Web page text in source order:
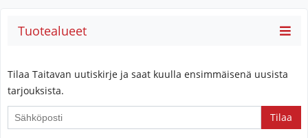
Tuotealueet
Tilaa Taitavan uutiskirje ja saat kuulla ensimmäisenä uusista
tarjouksista.